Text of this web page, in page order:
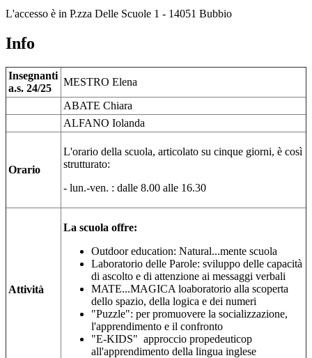
L'accesso è in P.zza Delle Scuole 1 - 14051 Bubbio
Info
Insegnanti
a.s. 24/25
MESTRO Elena
ABATE Chiara
ALFANO Iolanda
Orario
L'orario della scuola, articolato su cinque giorni, è così
strutturato:
- lun.-ven. : dalle 8.00 alle 16.30
Attività
La scuola offre:
Outdoor education: Natural...mente scuola
Laboratorio delle Parole: sviluppo delle capacità
di ascolto e di attenzione ai messaggi verbali
MATE...MAGICA loaboratorio alla scoperta
dello spazio, della logica e dei numeri
"Puzzle": per promuovere la socializzazione,
l'apprendimento e il confronto
"E-KIDS" approccio propedeuticop
all'apprendimento della lingua inglese